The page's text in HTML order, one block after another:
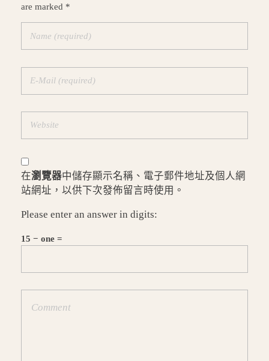
are marked *
在瀏覽器中儲存顯示名稱、電子郵件地址及個人網
站網址，以供下次發佈留言時使用。
Please enter an answer in digits:
15 − one =